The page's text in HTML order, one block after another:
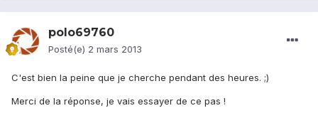
polo69760
Posté(e) 2 mars 2013
C'est bien la peine que je cherche pendant des heures. ;)
Merci de la réponse, je vais essayer de ce pas !